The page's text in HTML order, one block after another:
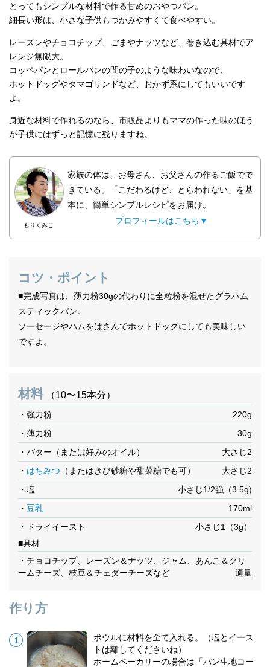
とってもシンプルな材料で作る甘めのおやつパン。
細長い形は、小さな子供もつかみやすくて食べやすい。
レーズンやチョコチップ、ごまやナッツなど、巻き込む具材でア
レンジ無限大。
コッペパンとロールパンの間の子のような味わいなので、
ホットドッグやタマゴサンドなど、おかず系にしてもいいです
よ。
身近な材料で作れるのなら、市販品よりもママの作った味のほう
が子供にはずっと記憶に残りますね。
もりくみこ
家族の体は、お母さん、お父さんの作るご飯でで
きている。「こだわるけど、とらわれない」を基
本に、簡単シンプルレシピをお届け。
プロフィールはこちら▼
コツ・ポイント
■完成写真は、薄力粉30gの代わりに全粒粉を混ぜたグラハム
スティックパン。
ソーセージやハムをはさんでホットドッグにしても美味しい
ですよ。
材料 （10〜15本分）
・強力粉
220g
・薄力粉
30g
・バター（または好みのオイル）
大さじ2
・ はちみつ （またはきび砂糖や甜菜糖でも可）
大さじ2
・塩
小さじ1/2強（3.5g)
・ 豆乳
170ml
・ドライイースト
小さじ1（3g）
■具材
・チョコチップ、レーズン＆ナッツ、ジャム、あんこ＆クリ
ームチーズ、枝豆＆チェダーチーズなど
適量
作り方
ボウルに材料を全て入れる。（塩とイース
トは離してくださいね）
ホームベーカリーの場合は「パン生地コー